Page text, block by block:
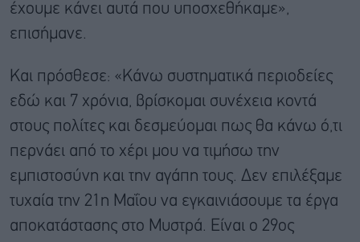
έχουμε κάνει αυτά που υποσχεθήκαμε»,
επισήμανε.
Και πρόσθεσε: «Κάνω συστηματικά περιοδείες
εδώ και 7 χρόνια, βρίσκομαι συνέχεια κοντά
στους πολίτες και δεσμεύομαι πως θα κάνω ό,τι
περνάει από το χέρι μου να τιμήσω την
εμπιστοσύνη και την αγάπη τους. Δεν επιλέξαμε
τυχαία την 21η Μαΐου να εγκαινιάσουμε τα έργα
αποκατάστασης στο Μυστρά. Είναι ο 29ος